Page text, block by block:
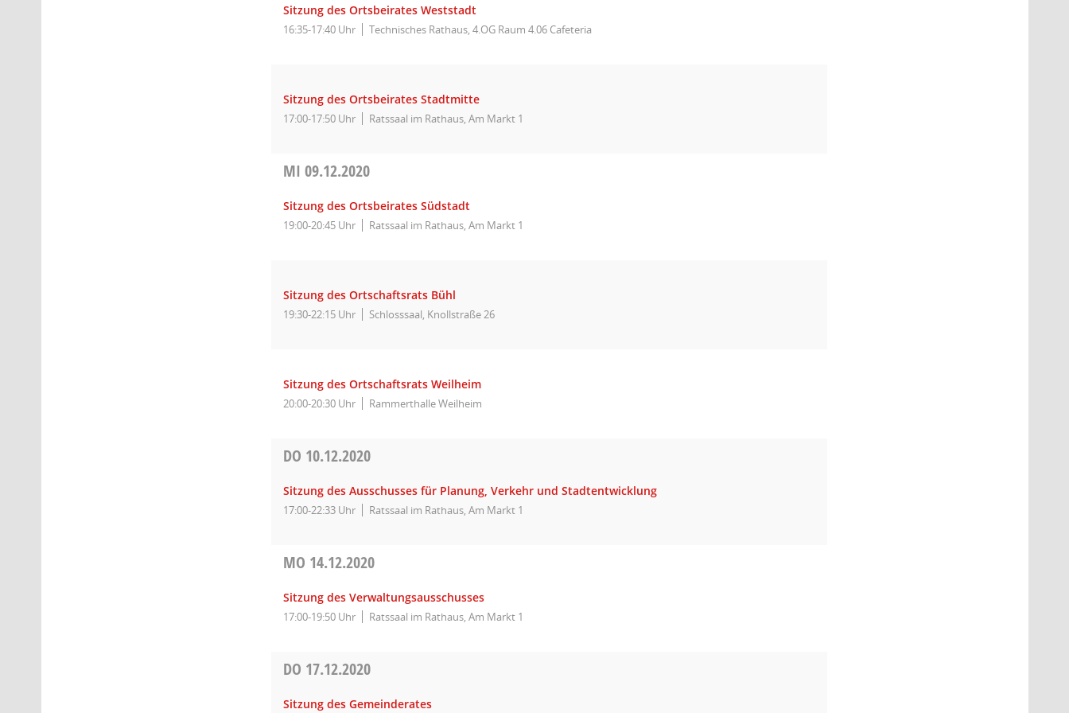
Sitzung des Ortsbeirates Weststadt
16:35-17:40 Uhr Technisches Rathaus, 4.OG Raum 4.06 Cafeteria
Sitzung des Ortsbeirates Stadtmitte
17:00-17:50 Uhr Ratssaal im Rathaus, Am Markt 1
MI09.12.2020
Sitzung des Ortsbeirates Südstadt
19:00-20:45 Uhr Ratssaal im Rathaus, Am Markt 1
Sitzung des Ortschaftsrats Bühl
19:30-22:15 Uhr Schlosssaal, Knollstraße 26
Sitzung des Ortschaftsrats Weilheim
20:00-20:30 Uhr Rammerthalle Weilheim
DO 10.12.2020
Sitzung des Ausschusses für Planung, Verkehr und Stadtentwicklung
17:00-22:33 Uhr Ratssaal im Rathaus, Am Markt 1
MO 14.12.2020
Sitzung des Verwaltungsausschusses
17:00-19:50 Uhr Ratssaal im Rathaus, Am Markt 1
DO 17.12.2020
Sitzung des Gemeinderates